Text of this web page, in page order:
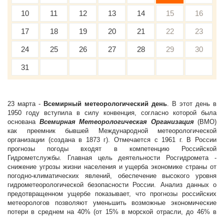
10 11 12 13 14 15 16
17 18 19 20 21 22 23
24 25 26 27 28 29 30
31
23 марта - Всемирный метеорологический день. В этот день в
1950 году вступила в силу конвенция, согласно которой была
основана Всемирная Метеорологическая Организация (ВМО)
как преемник бывшей Международной метеорологической
организации (создана в 1873 г). Отмечается с 1961 г. В России
прогнозы погоды входят в компетенцию Российской
Гидрометслужбы. Главная цель деятельности Росгидромета -
снижение угрозы жизни населения и ущерба экономике страны от
погодно-климатических явлений, обеспечение высокого уровня
гидрометеорологической безопасности России. Анализ данных о
предотвращенном ущербе показывает, что прогнозы российских
метеорологов позволяют уменьшить возможные экономические
потери в среднем на 40% (от 15% в морской отрасли, до 46% в